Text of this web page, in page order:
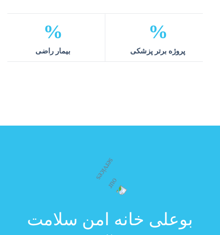
%
پروژه برتر پزشکی
%
بیمارراضی
بوعلی خانه امن سلامت